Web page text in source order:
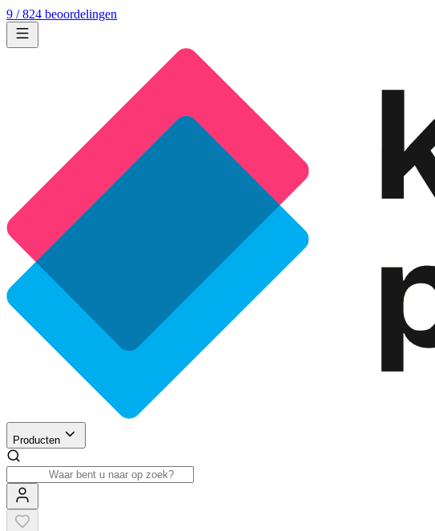
9 / 824 beoordelingen
Producten